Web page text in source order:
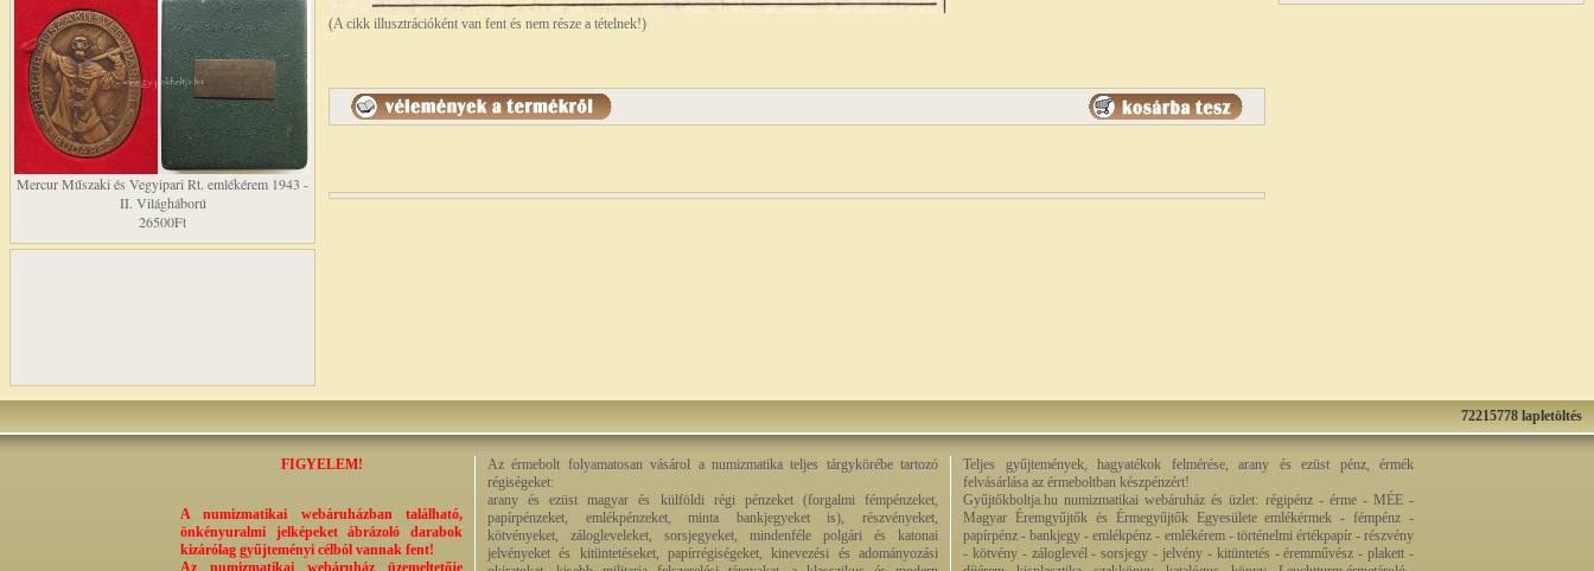
Mercur Műszaki és Vegyipari Rt. emlékérem 1943 -
II. Világháború
26500Ft
(A cikk illusztrációként van fent és nem része a tételnek!)
72215778 lapletöltés
FIGYELEM!
A numizmatikai webáruházban található,
önkényuralmi jelképeket ábrázoló darabok
kizárólag gyűjteményi célból vannak fent!
Az numizmatikai webáruház üzemeltetője
Az érmebolt folyamatosan vásárol a numizmatika teljes tárgykörébe tartozó
régiségeket:
arany és ezüst magyar és külföldi régi pénzeket (forgalmi fémpénzeket,
papírpénzeket, emlékpénzeket, minta bankjegyeket is), részvényeket,
kötvényeket, zálogleveleket, sorsjegyeket, mindenféle polgári és katonai
jelvényeket és kitüntetéseket, papírrégiségeket, kinevezési és adományozási
Teljes gyűjtemények, hagyatékok felmérése, arany és ezüst pénz, érmék
felvásárlása az érmeboltban készpénzért!
Gyűjtőkboltja.hu numizmatikai webáruház és üzlet: régipénz - érme - MÉE -
Magyar Éremgyűjtők és Érmegyűjtők Egyesülete emlékérmek - fémpénz -
papírpénz - bankjegy - emlékpénz - emlékérem - történelmi értékpapír - részvény
- kötvény - záloglevél - sorsjegy - jelvény - kitüntetés - éremművész - plakett -